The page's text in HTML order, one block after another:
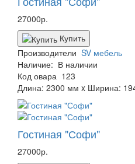
27000р.
Купить
Производители SV мебель
Наличие: В наличии
Код овара 123
Длина: 2300 мм x Ширина:
Гостиная "Софи"
27000р.